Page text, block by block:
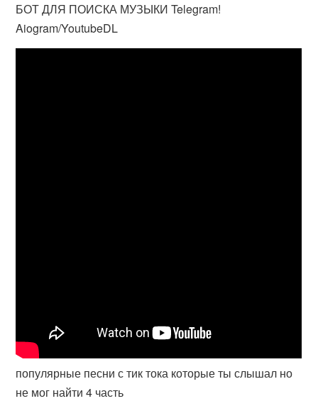
БОТ ДЛЯ ПОИСКА МУЗЫКИ Telegram!
Aiogram/YoutubeDL
популярные песни с тик тока которые ты слышал но
не мог найти 4 часть